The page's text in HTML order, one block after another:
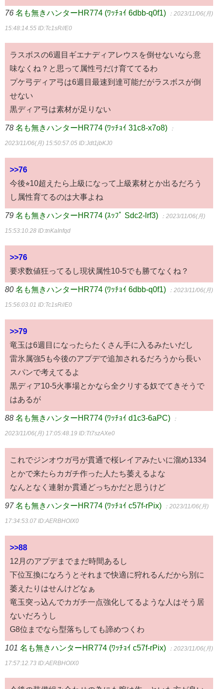
76 名も無きハンターHR774 (ﾜｯﾁｮｲ 6dbb-q0f1) ：2023/11/06(月)
15:48:14.55 ID:Tc1sR//E0
ラスボスの6週目ギエナディアレウスを倒せないなら意
味なくね？と思って属性弓だけ育ててるわ
プケ弓ディア弓は6週目最速到達可能だがラスボスが倒
せない
黒ディア弓は素材が足りない
78 名も無きハンターHR774 (ﾜｯﾁｮｲ 31c8-x7o8) ：
2023/11/06(月) 15:50:57.05 ID:Jdt1jbKJ0
>>76
今後⭐︎10超えたら上級になって上級素材とか出るだろう
し属性育てるのは大事よね
79 名も無きハンターHR774 (ｽｯﾌﾟ Sdc2-lrf3) ：2023/11/06(月)
15:53:10.28 ID:tnKaInfqd
>>76
要求数値狂ってるし現状属性10-5でも勝てなくね？
80 名も無きハンターHR774 (ﾜｯﾁｮｲ 6dbb-q0f1) ：2023/11/06(月)
15:56:03.01 ID:Tc1sR//E0
>>79
竜玉は6週目になったらたくさん手に入るみたいだし
雷氷属強5も今後のアプデで追加されるだろうから長い
スパンで考えてるよ
黒ディア10-5火事場とかなら全クリする奴でてきそうで
はあるが
88 名も無きハンターHR774 (ﾜｯﾁｮｲ d1c3-6aPC) ：
2023/11/06(月) 17:05:48.19 ID:Tt7szAXe0
これでジンオウガ弓が貫通で桜レイアみたいに溜め1334
とかで来たらカガチ作った人たち萎えるよな
なんとなく連射か貫通どっちかだと思うけど
97 名も無きハンターHR774 (ﾜｯﾁｮｲ c57f-rPix) ：2023/11/06(月)
17:34:53.07 ID:AERBHOIX0
>>88
12月のアプデまでまだ時間あるし
下位互換になろうとそれまで快適に狩れるんだから別に
萎えたりはせんけどなぁ
竜玉突っ込んでカガチ一点強化してるような人はそう居
ないだろうし
G8位までなら型落ちしても諦めつくわ
101 名も無きハンターHR774 (ﾜｯﾁｮｲ c57f-rPix) ：2023/11/06(月)
17:57:12.73 ID:AERBHOIX0